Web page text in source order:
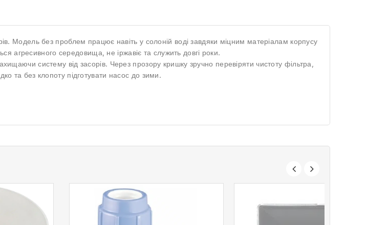
Модель без проблем працює навіть у солоній воді завдяки міцним матеріалам корпусу
агресивного середовища, не іржавіє та служить довгі роки.
систему від засорів. Через прозору кришку зручно перевіряти чистоту фільтра,
та без клопоту підготувати насос до зими.